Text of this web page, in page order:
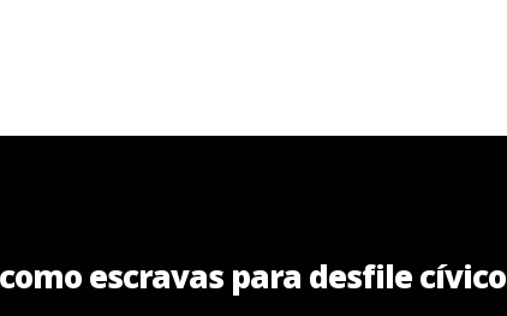
escravas para desfile cívico